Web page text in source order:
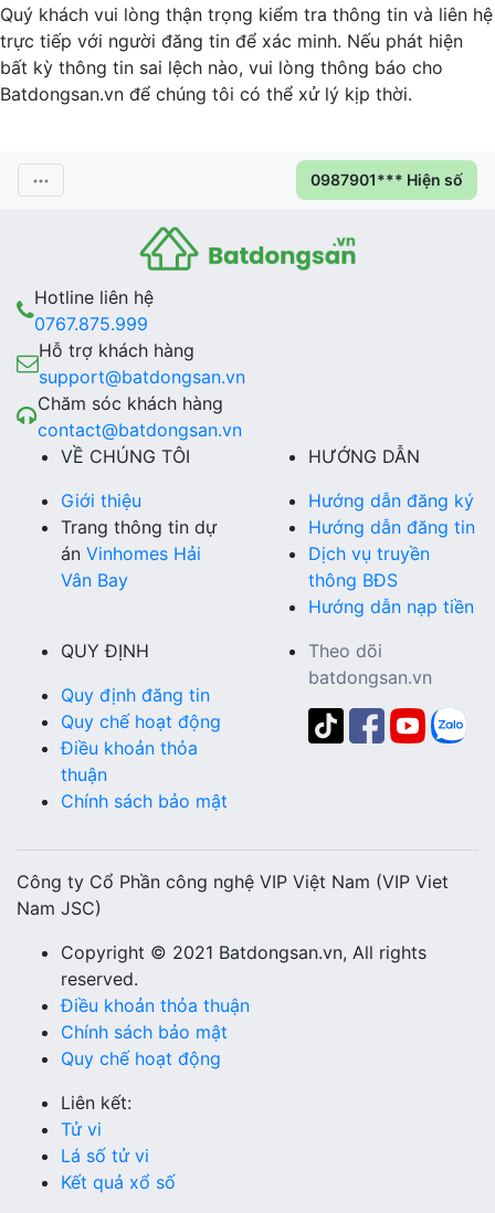
Quý khách vui lòng thận trọng kiểm tra thông tin và liên hệ
trực tiếp với người đăng tin để xác minh. Nếu phát hiện
bất kỳ thông tin sai lệch nào, vui lòng thông báo cho
Batdongsan.vn để chúng tôi có thể xử lý kịp thời.
0987901*** Hiện số
Hotline liên hệ
0767.875.999
Hỗ trợ khách hàng
support@batdongsan.vn
Chăm sóc khách hàng
contact@batdongsan.vn
VỀ CHÚNG TÔI
Giới thiệu
Trang thông tin dự
án Vinhomes Hải
Vân Bay
HƯỚNG DẪN
Hướng dẫn đăng ký
Hướng dẫn đăng tin
Dịch vụ truyền
thông BĐS
Hướng dẫn nạp tiền
QUY ĐỊNH
Quy định đăng tin
Quy chế hoạt động
Điều khoản thỏa
thuận
Chính sách bảo mật
Theo dõi
batdongsan.vn
Công ty Cổ Phần công nghệ VIP Việt Nam (VIP Viet
Nam JSC)
Copyright © 2021 Batdongsan.vn, All rights
reserved.
Điều khoản thỏa thuận
Chính sách bảo mật
Quy chế hoạt động
Liên kết:
Tử vi
Lá số tử vi
Kết quả xổ số